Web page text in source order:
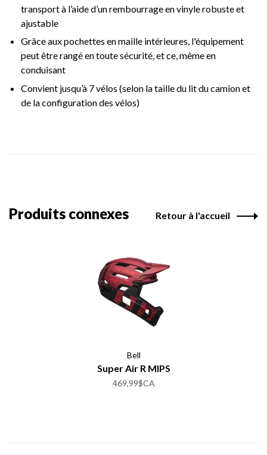
transport à l’aide d’un rembourrage en vinyle robuste et
ajustable
Grâce aux pochettes en maille intérieures, l'équipement
peut être rangé en toute sécurité, et ce, même en
conduisant
Convient jusqu’à 7 vélos (selon la taille du lit du camion et
de la configuration des vélos)
Produits connexes Retour à l'accueil
Bell
Super Air R MIPS
469,99$CA